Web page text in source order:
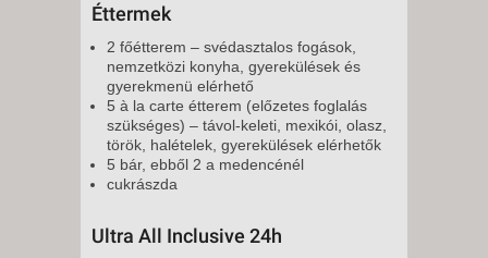
Éttermek
2 főétterem – svédasztalos fogások,
nemzetközi konyha, gyerekülések és
gyerekmenü elérhető
5 à la carte étterem (előzetes foglalás
szükséges) – távol-keleti, mexikói, olasz,
török, halételek, gyerekülések elérhetők
5 bár, ebből 2 a medencénél
cukrászda
Ultra All Inclusive 24h